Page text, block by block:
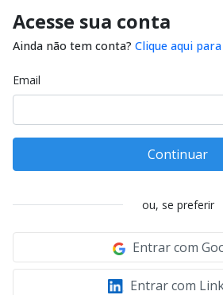
Acesse sua conta
Ainda não tem conta? Clique aqui
Email
Continuar
ou, se preferir
Entrar com
Entrar com